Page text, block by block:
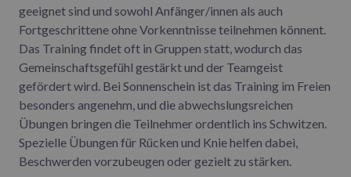
geeignet sind und sowohl Anfänger/innen als auch
Fortgeschrittene ohne Vorkenntnisse teilnehmen könnent.
Das Training findet oft in Gruppen statt, wodurch das
Gemeinschaftsgefühl gestärkt und der Teamgeist
gefördert wird. Bei Sonnenschein ist das Training im Freien
besonders angenehm, und die abwechslungsreichen
Übungen bringen die Teilnehmer ordentlich ins Schwitzen.
Spezielle Übungen für Rücken und Knie helfen dabei,
Beschwerden vorzubeugen oder gezielt zu stärken.